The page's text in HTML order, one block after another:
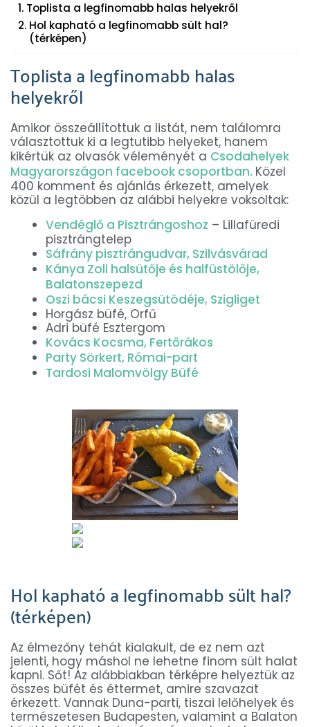
Toplista a legfinomabb halas helyekről
Hol kapható a legfinomabb sült hal?
(térképen)
Toplista a legfinomabb halas
helyekről
Amikor összeállítottuk a listát, nem találomra
választottuk ki a legtutibb helyeket, hanem
kikértük az olvasók véleményét a Csodahelyek
Magyarországon facebook csoportban. Közel
400 komment és ajánlás érkezett, amelyek
közül a legtöbben az alábbi helyekre voksoltak:
Vendéglő a Pisztrángoshoz – Lillafüredi
pisztrángtelep
Sáfrány pisztrángudvar, Szilvásvárad
Kánya Zoli halsütője és halfüstölője,
Balatonszepezd
Oszi bácsi Keszegsütödéje, Szigliget
Horgász büfé, Orfű
Adri büfé Esztergom
Kovács Kocsma, Fertőrákos
Party Sörkert, Római-part
Tardosi Malomvölgy Büfé
Hol kapható a legfinomabb sült hal?
(térképen)
Az élmezőny tehát kialakult, de ez nem azt
jelenti, hogy máshol ne lehetne finom sült halat
kapni. Sőt! Az alábbiakban térképre helyeztük az
összes büfét és éttermet, amire szavazat
érkezett. Vannak Duna-parti, tiszai lelőhelyek és
természetesen Budapesten, valamint a Balaton